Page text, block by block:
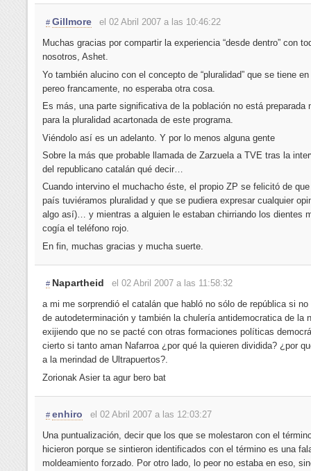
# Gillmore
el 02 Abril 2007 a las 10:46:22
Muchas gracias por compartir la experiencia “desde dentro” con
nosotros, Ashet.
Yo también alucino con el concepto de “pluralidad” que se tiene
pereo francamente, no esperaba otra cosa.
Es más, una parte significativa de la población no está preparada
para la pluralidad acartonada de este programa.
Viéndolo así es un adelanto. Y por lo menos alguna gente
Sobre la más que probable llamada de Zarzuela a TVE tras la
del republicano catalán qué decir…
Cuando intervino el muchacho éste, el propio ZP se felicitó de que
país tuviéramos pluralidad y que se pudiera expresar cualquier
algo así)… y mientras a alguien le estaban chirriando los dientes
cogía el teléfono rojo.
En fin, muchas gracias y mucha suerte.
# Napartheid
el 02 Abril 2007 a las 11:58:32
a mi me sorprendió el catalán que habló no sólo de república si no
de autodeterminación y también la chulería antidemocratica de la
exijiendo que no se pacté con otras formaciones políticas
cierto si tanto aman Nafarroa ¿por qué la quieren dividida? ¿por
a la merindad de Ultrapuertos?.
Zorionak Asier ta agur bero bat
# enhiro
el 02 Abril 2007 a las 12:03:27
Una puntualización, decir que los que se molestaron con el término
hicieron porque se sintieron identificados con el término es una
moldeamiento forzado. Por otro lado, lo peor no estaba en eso,